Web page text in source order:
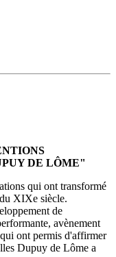
DE LÔME"
qui ont transformé
XIXe siècle.
de
avènement
qui ont permis d'affirmer
Dupuy de Lôme a